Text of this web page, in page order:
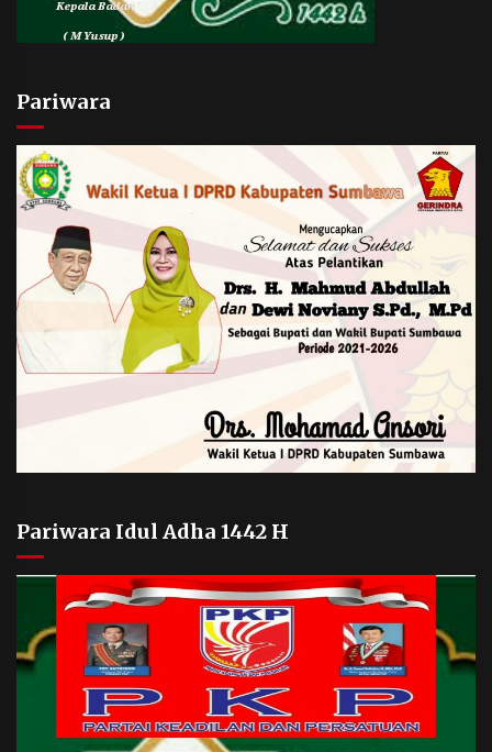
Pariwara
Pariwara Idul Adha 1442 H